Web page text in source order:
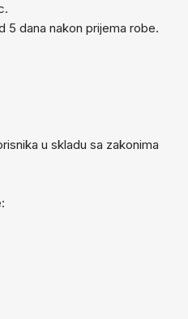
5 dana nakon prijema robe.
u skladu sa zakonima